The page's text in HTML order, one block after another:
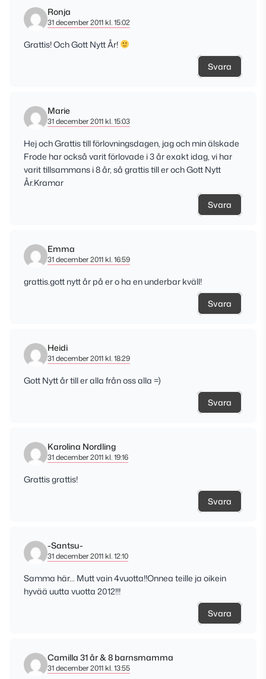
Ronja
31 december 2011 kl. 15:02
Grattis! Och Gott Nytt År!
Svara
Marie
31 december 2011 kl. 15:03
Hej och Grattis till förlovningsdagen, jag och min älskade
Frode har också varit förlovade i 3 år exakt idag, vi har
varit tillsammans i 8 år, så grattis till er och Gott Nytt
År.Kramar
Svara
Emma
31 december 2011 kl. 16:59
grattis.gott nytt år på er o ha en underbar kväll!
Svara
Heidi
31 december 2011 kl. 18:29
Gott Nytt år till er alla från oss alla =)
Svara
Karolina Nordling
31 december 2011 kl. 19:16
Grattis grattis!
Svara
-Santsu-
31 december 2011 kl. 12:10
Samma här… Mutt vain 4vuotta!!Onnea teille ja oikein
hyvää uutta vuotta 2012!!!
Svara
Camilla 31 år & 8 barnsmamma
31 december 2011 kl. 13:55